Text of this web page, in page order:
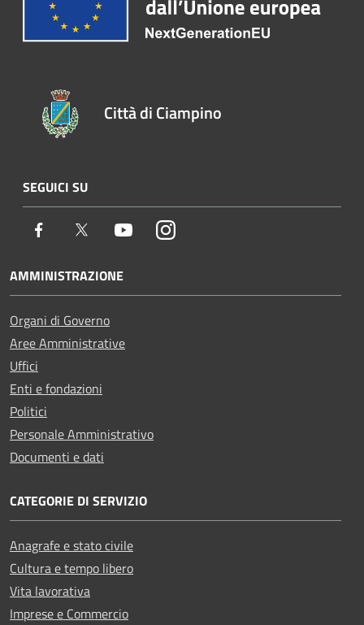
Città di Ciampino
SEGUICI SU
Facebook Twitter YoutubeInstagram
AMMINISTRAZIONE
Organi di Governo
Aree Amministrative
Uffici
Enti e fondazioni
Politici
Personale Amministrativo
Documenti e dati
CATEGORIE DI SERVIZIO
Anagrafe e stato civile
Cultura e tempo libero
Vita lavorativa
Imprese e Commercio